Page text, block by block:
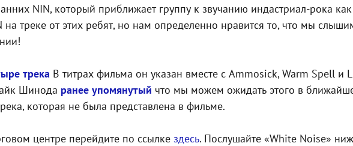
NIN, который приближает группу к звучанию индастриал-рока
на треке от этих ребят, но нам определенно нравится то, что мы
трека В титрах фильма он указан вместе с Ammosick, Warm Spell и
Шинода ранее упомянутый что мы можем ожидать этого в
которая не была представлена в фильме.
центре перейдите по ссылке здесь. Послушайте «White Noise»